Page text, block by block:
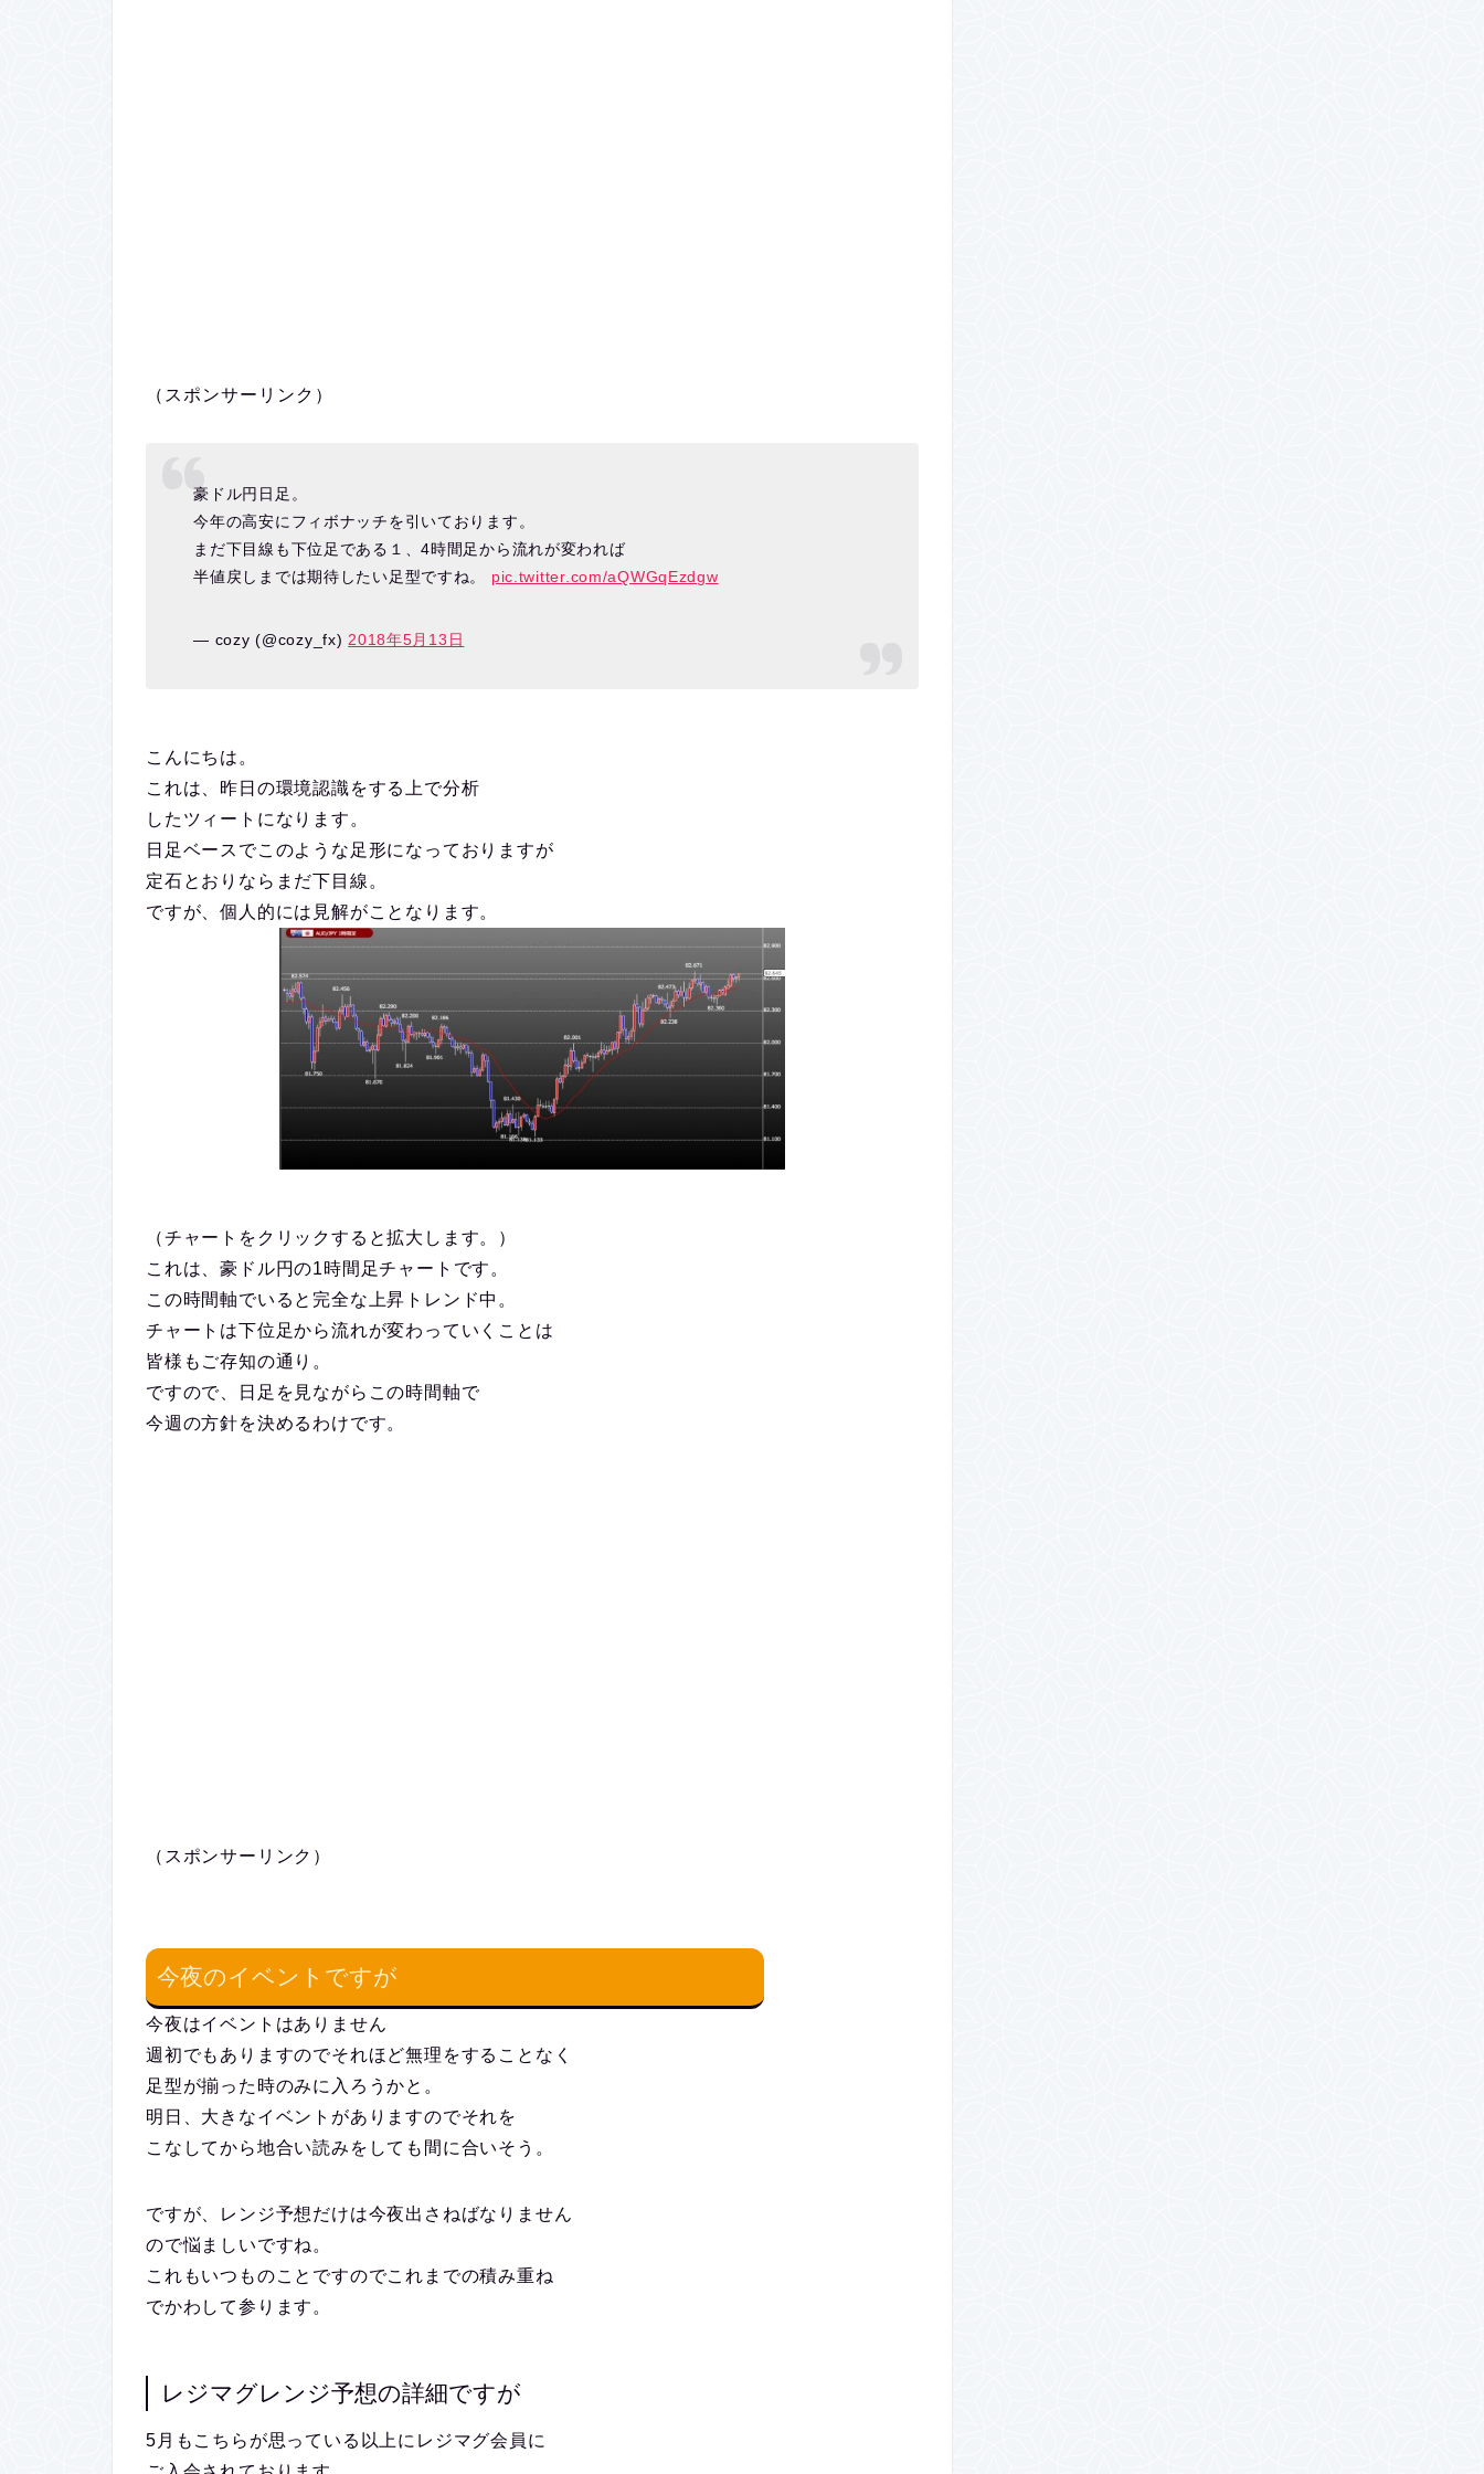
（スポンサーリンク）
豪ドル円日足。
今年の高安にフィボナッチを引いております。
まだ下目線も下位足である１、4時間足から流れが変われば
半値戻しまでは期待したい足型ですね。 pic.twitter.com/aQWGqEzdgw
— cozy (@cozy_fx) 2018年5月13日
こんにちは。
これは、昨日の環境認識をする上で分析
したツィートになります。
日足ベースでこのような足形になっておりますが
定石とおりならまだ下目線。
ですが、個人的には見解がことなります。
（チャートをクリックすると拡大します。）
これは、豪ドル円の1時間足チャートです。
この時間軸でいると完全な上昇トレンド中。
チャートは下位足から流れが変わっていくことは
皆様もご存知の通り。
ですので、日足を見ながらこの時間軸で
今週の方針を決めるわけです。
（スポンサーリンク）
今夜のイベントですが
今夜はイベントはありません
週初でもありますのでそれほど無理をすることなく
足型が揃った時のみに入ろうかと。
明日、大きなイベントがありますのでそれを
こなしてから地合い読みをしても間に合いそう。
ですが、レンジ予想だけは今夜出さねばなりません
ので悩ましいですね。
これもいつものことですのでこれまでの積み重ね
でかわして参ります。
レジマグレンジ予想の詳細ですが
5月もこちらが思っている以上にレジマグ会員に